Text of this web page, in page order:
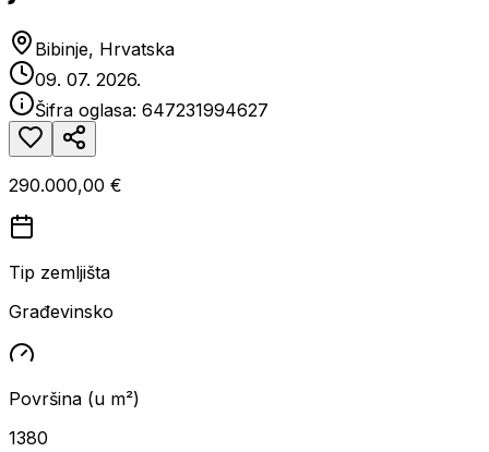
Bibinje, Hrvatska
09. 07. 2026.
Šifra oglasa: 647231994627
290.000,00 €
Tip zemljišta
Građevinsko
Površina (u m²)
1380